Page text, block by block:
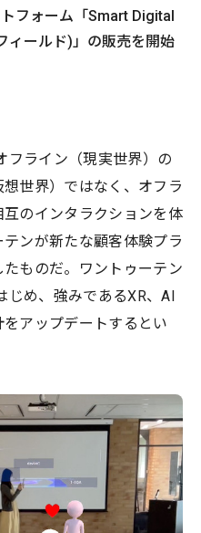
フォーム「Smart Digital
ィールド)」の販売を開始
フライン（現実世界）の
世界）ではなく、オフラ
のインタラクションを体
ンが新たな顧客体験プラ
ものだ。ワントゥーテン
じめ、強みであるXR、AI
アップデートするとい